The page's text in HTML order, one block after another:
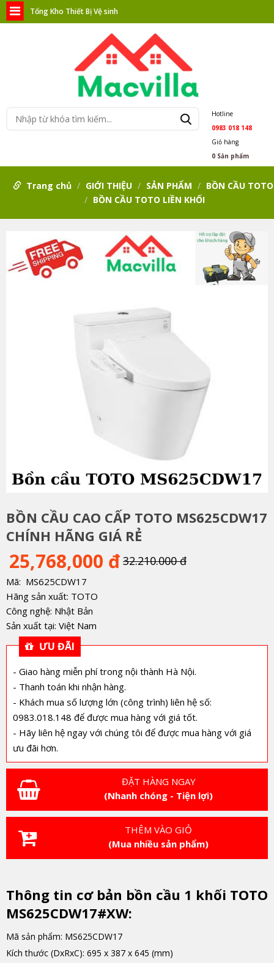
Tổng Kho Thiết Bị Vệ sinh
Hotline
0983 018 148
Giỏ hàng
0 Sản phẩm
Trang chủ GIỚI THIỆU SẢN PHẨM
BỒN CẦU TOTO
BỒN CẦU TOTO LIỀN KHỐI
BỒN CẦU CAO CẤP TOTO MS625CDW17
CHÍNH HÃNG GIÁ RẺ
25,768,000 đ 32.210.000 đ
Mã: MS625CDW17
Hãng sản xuất: TOTO
Công nghệ: Nhật Bản
Sản xuất tại: Việt Nam
ƯU ĐÃI
- Giao hàng miễn phí trong nội thành Hà Nội.
- Thanh toán khi nhận hàng.
- Khách mua số lượng lớn (công trình) liên hệ số:
0983.018.148 để được mua hàng với giá tốt.
- Hãy liên hệ ngay với chúng tôi để được mua hàng với giá
ưu đãi hơn.
ĐẶT HÀNG NGAY
(Nhanh chóng - Tiện lợi)
THÊM VÀO GIỎ
(Mua nhiều sản phẩm)
Thông tin cơ bản bồn cầu 1 khối TOTO
MS625CDW17#XW:
Mã sản phẩm: MS625CDW17
Kích thước (DxRxC): 695 x 387 x 645 (mm)